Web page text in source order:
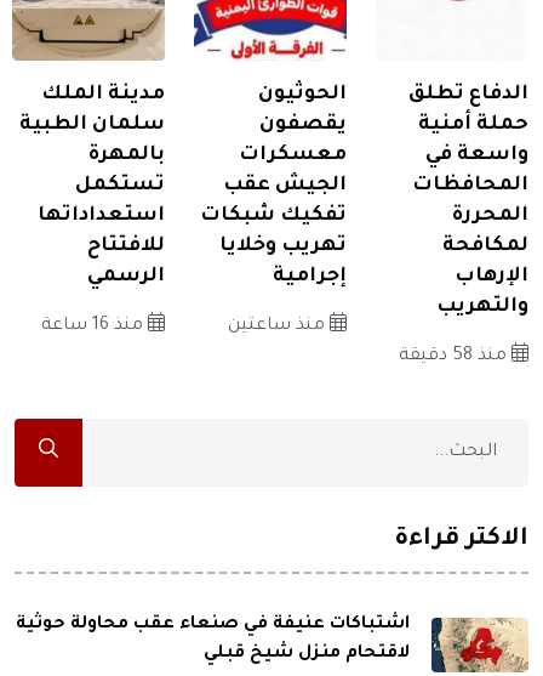
الدفاع تطلق
حملة أمنية
واسعة في
المحافظات
المحررة
لمكافحة
الإرهاب
والتهريب
منذ 58 دقيقة
الحوثيون
يقصفون
معسكرات
الجيش عقب
تفكيك شبكات
تهريب وخلايا
إجرامية
منذ ساعتين
مدينة الملك
سلمان الطبية
بالمهرة
تستكمل
استعداداتها
للافتتاح
الرسمي
منذ 16 ساعة
الاكثر قراءة
اشتباكات عنيفة في صنعاء عقب محاولة حوثية
لاقتحام منزل شيخ قبلي